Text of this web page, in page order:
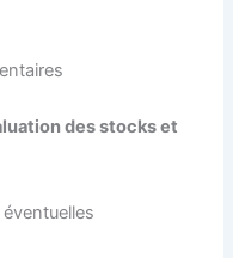
des stocks et